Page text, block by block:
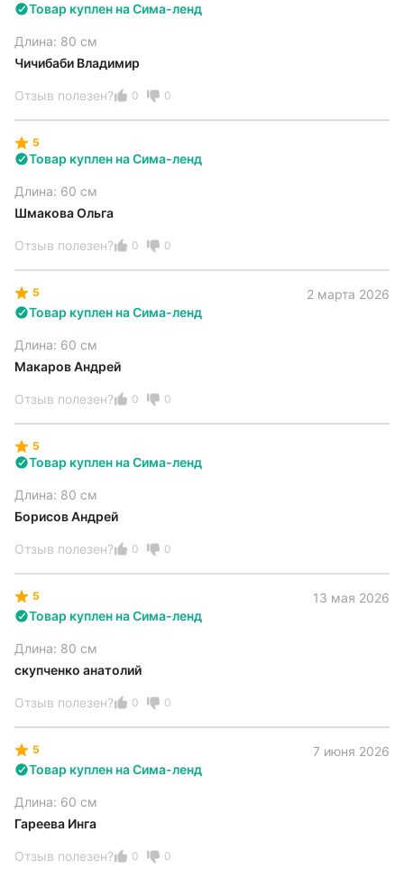
Товар куплен на Сима-ленд
Длина: 80 см
Чичибаби Владимир
Отзыв полезен? 0 0
5
Товар куплен на Сима-ленд
Длина: 60 см
Шмакова Ольга
Отзыв полезен? 0 0
5
2 марта 2026
Товар куплен на Сима-ленд
Длина: 60 см
Макаров Андрей
Отзыв полезен? 0 0
5
Товар куплен на Сима-ленд
Длина: 80 см
Борисов Андрей
Отзыв полезен? 0 0
5
13 мая 2026
Товар куплен на Сима-ленд
Длина: 80 см
скупченко анатолий
Отзыв полезен? 0 0
5
7 июня 2026
Товар куплен на Сима-ленд
Длина: 60 см
Гареева Инга
Отзыв полезен? 0 0